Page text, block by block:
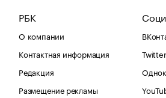
РБК
О компании
Контактная информация
Редакция
Размещение рекламы
Twitter